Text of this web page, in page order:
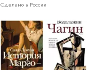
Сделано в России